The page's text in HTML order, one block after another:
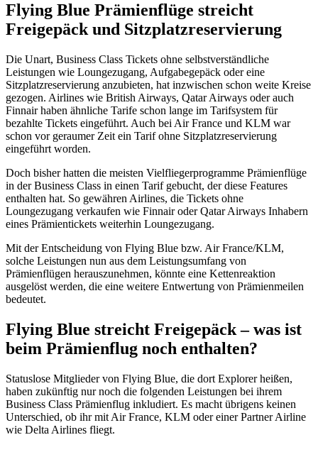
Flying Blue Prämienflüge streicht
Freigepäck und Sitzplatzreservierung
Die Unart, Business Class Tickets ohne selbstverständliche
Leistungen wie Loungezugang, Aufgabegepäck oder eine
Sitzplatzreservierung anzubieten, hat inzwischen schon weite Kreise
gezogen. Airlines wie British Airways, Qatar Airways oder auch
Finnair haben ähnliche Tarife schon lange im Tarifsystem für
bezahlte Tickets eingeführt. Auch bei Air France und KLM war
schon vor geraumer Zeit ein Tarif ohne Sitzplatzreservierung
eingeführt worden.
Doch bisher hatten die meisten Vielfliegerprogramme Prämienflüge
in der Business Class in einen Tarif gebucht, der diese Features
enthalten hat. So gewähren Airlines, die Tickets ohne
Loungezugang verkaufen wie Finnair oder Qatar Airways Inhabern
eines Prämientickets weiterhin Loungezugang.
Mit der Entscheidung von Flying Blue bzw. Air France/KLM,
solche Leistungen nun aus dem Leistungsumfang von
Prämienflügen herauszunehmen, könnte eine Kettenreaktion
ausgelöst werden, die eine weitere Entwertung von Prämienmeilen
bedeutet.
Flying Blue streicht Freigepäck – was ist
beim Prämienflug noch enthalten?
Statuslose Mitglieder von Flying Blue, die dort Explorer heißen,
haben zukünftig nur noch die folgenden Leistungen bei ihrem
Business Class Prämienflug inkludiert. Es macht übrigens keinen
Unterschied, ob ihr mit Air France, KLM oder einer Partner Airline
wie Delta Airlines fliegt.